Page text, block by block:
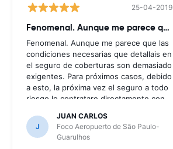
25-04-2019
Fenomenal. Aunque me parece que
Fenomenal. Aunque me parece que las
condiciones necesarias que detallais en
el seguro de coberturas son demasiado
exigentes. Para próximos casos, debido
a esto, la próxima vez el seguro a todo
riesgo lo contratare directamente con
J
JUAN CARLOS
Foco Aeropuerto de São Paulo-
Guarulhos